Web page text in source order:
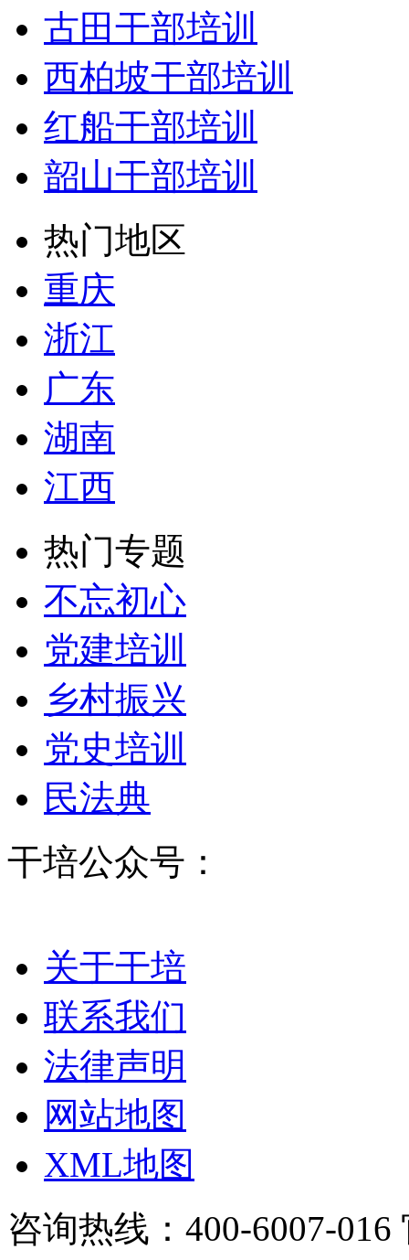
古田干部培训
西柏坡干部培训
红船干部培训
韶山干部培训
热门地区
重庆
浙江
广东
湖南
江西
热门专题
不忘初心
党建培训
乡村振兴
党史培训
民法典
干培公众号：
关于干培
联系我们
法律声明
网站地图
XML地图
咨询热线：400-6007-016